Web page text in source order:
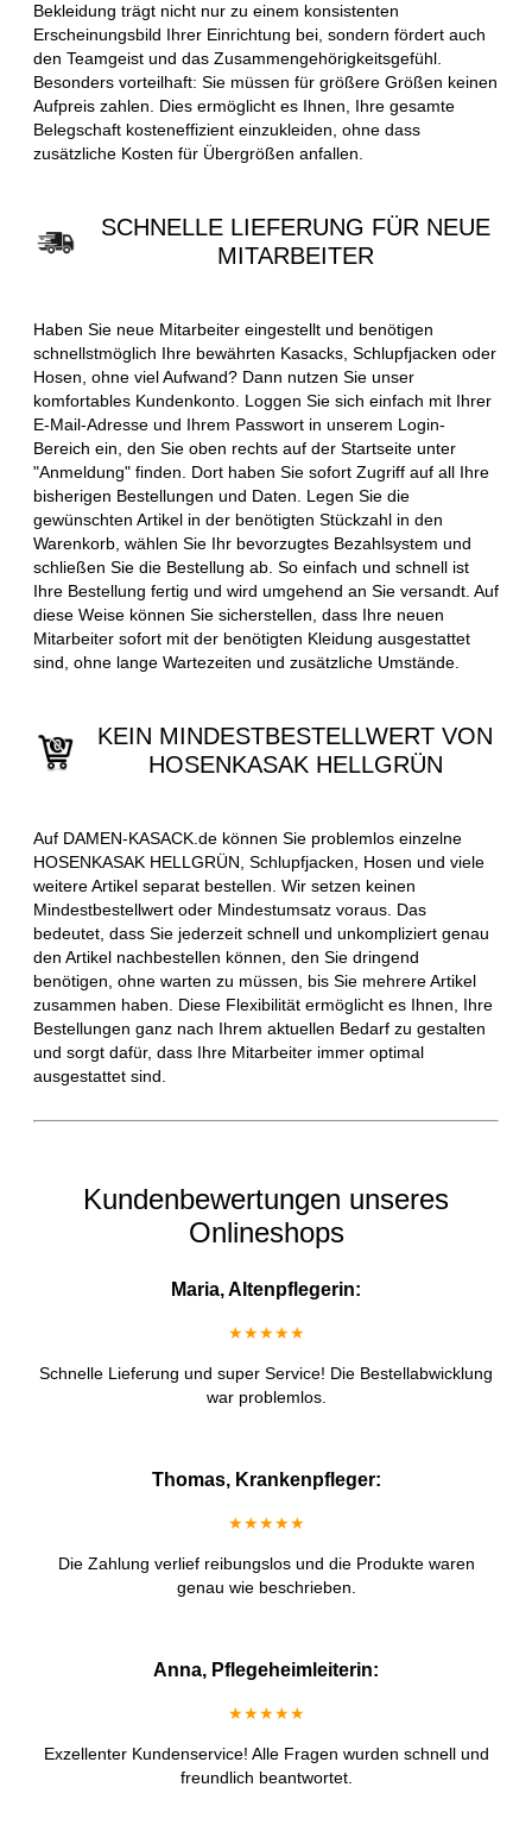
Bekleidung trägt nicht nur zu einem konsistenten
Erscheinungsbild Ihrer Einrichtung bei, sondern fördert auch
den Teamgeist und das Zusammengehörigkeitsgefühl.
Besonders vorteilhaft: Sie müssen für größere Größen keinen
Aufpreis zahlen. Dies ermöglicht es Ihnen, Ihre gesamte
Belegschaft kosteneffizient einzukleiden, ohne dass
zusätzliche Kosten für Übergrößen anfallen.
SCHNELLE LIEFERUNG FÜR NEUE
MITARBEITER
Haben Sie neue Mitarbeiter eingestellt und benötigen
schnellstmöglich Ihre bewährten Kasacks, Schlupfjacken oder
Hosen, ohne viel Aufwand? Dann nutzen Sie unser
komfortables Kundenkonto. Loggen Sie sich einfach mit Ihrer
E-Mail-Adresse und Ihrem Passwort in unserem Login-
Bereich ein, den Sie oben rechts auf der Startseite unter
"Anmeldung" finden. Dort haben Sie sofort Zugriff auf all Ihre
bisherigen Bestellungen und Daten. Legen Sie die
gewünschten Artikel in der benötigten Stückzahl in den
Warenkorb, wählen Sie Ihr bevorzugtes Bezahlsystem und
schließen Sie die Bestellung ab. So einfach und schnell ist
Ihre Bestellung fertig und wird umgehend an Sie versandt. Auf
diese Weise können Sie sicherstellen, dass Ihre neuen
Mitarbeiter sofort mit der benötigten Kleidung ausgestattet
sind, ohne lange Wartezeiten und zusätzliche Umstände.
KEIN MINDESTBESTELLWERT VON
HOSENKASAK HELLGRÜN
Auf DAMEN-KASACK.de können Sie problemlos einzelne
HOSENKASAK HELLGRÜN, Schlupfjacken, Hosen und viele
weitere Artikel separat bestellen. Wir setzen keinen
Mindestbestellwert oder Mindestumsatz voraus. Das
bedeutet, dass Sie jederzeit schnell und unkompliziert genau
den Artikel nachbestellen können, den Sie dringend
benötigen, ohne warten zu müssen, bis Sie mehrere Artikel
zusammen haben. Diese Flexibilität ermöglicht es Ihnen, Ihre
Bestellungen ganz nach Ihrem aktuellen Bedarf zu gestalten
und sorgt dafür, dass Ihre Mitarbeiter immer optimal
ausgestattet sind.
Kundenbewertungen unseres
Onlineshops
Maria, Altenpflegerin:
★★★★★
Schnelle Lieferung und super Service! Die Bestellabwicklung
war problemlos.
Thomas, Krankenpfleger:
★★★★★
Die Zahlung verlief reibungslos und die Produkte waren
genau wie beschrieben.
Anna, Pflegeheimleiterin:
★★★★★
Exzellenter Kundenservice! Alle Fragen wurden schnell und
freundlich beantwortet.